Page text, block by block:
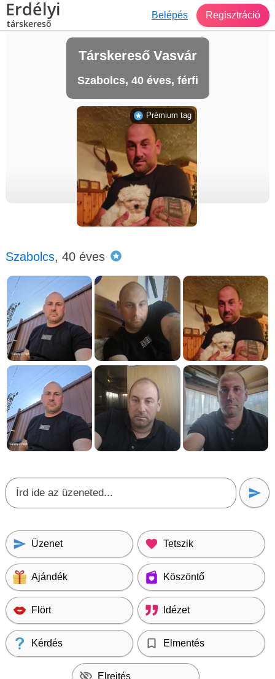
Erdélyi
társkereső
Belépés Regisztráció
Társkereső Vasvár
Szabolcs, 40 éves, férfi
Szabolcs, 40 éves
Üzenet Tetszik
Ajándék Köszöntő
Flört Idézet
Kérdés Elmentés
Elrejtés
Prémium tag